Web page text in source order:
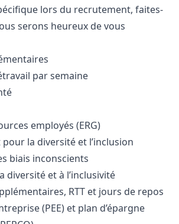
lors du recrutement, faites-
serons heureux de vous
par semaine
employés (ERG)
la diversité et l’inclusion
biais inconscients
diversité et à l’inclusivité
RTT et jours de repos
(PEE) et plan d’épargne